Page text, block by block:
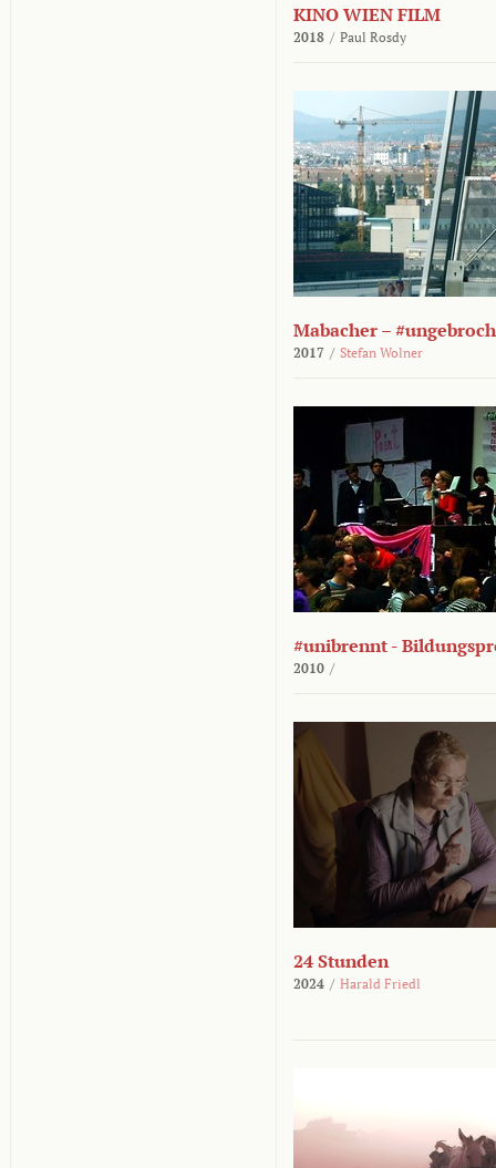
KINO WIEN FILM
2018 / Paul Rosdy
Mabacher –
2017 / Stefan Wolner
#unibrennt -
2010 /
24 Stunden
2024 / Harald Friedl